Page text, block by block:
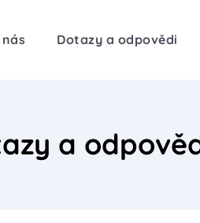
nás Dotazy a odpovědi
a